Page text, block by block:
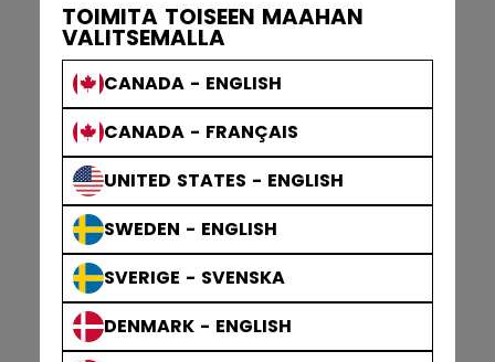
TOIMITA TOISEEN MAAHAN
VALITSEMALLA
CANADA - ENGLISH
CANADA - FRANÇAIS
UNITED STATES - ENGLISH
SWEDEN - ENGLISH
SVERIGE - SVENSKA
DENMARK - ENGLISH